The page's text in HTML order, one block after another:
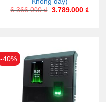
Không dây)
6.366.000₫ 3.789.000 ₫
-40%